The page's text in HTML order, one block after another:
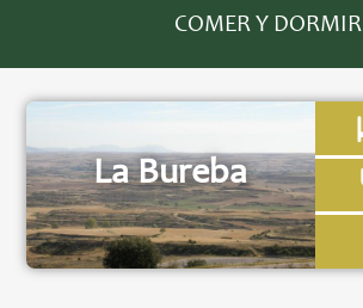
COMER Y DORMIR
La Bureba